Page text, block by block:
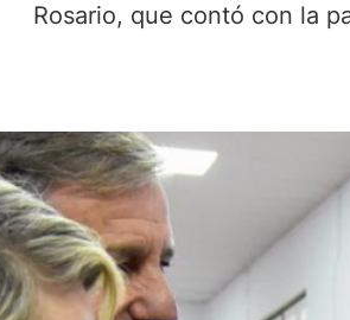
Rosario, que contó con la